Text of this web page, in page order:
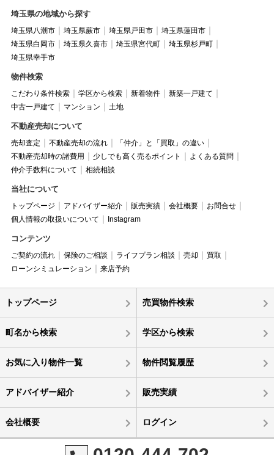
埼玉県の地域から探す
埼玉県八潮市 埼玉県蕨市 埼玉県戸田市
埼玉県蓮田市
埼玉県白岡市
埼玉県久喜市 埼玉県宮代町
埼玉県杉戸町
埼玉県幸手市
物件検索
こだわり条件検索 学区から検索 新着物件
新築一戸建て
中古一戸建て
マンション 土地
不動産売却について
売却査定 不動産売却の流れ
「仲介」と「買取」の違い
不動産売却時の諸費用
少しでも高く売るポイント
よくある質問
仲介手数料について
相続相談
当社について
トップページ アドバイザー紹介 販売実績 会社概要
お問合せ
個人情報の取扱いについて
Instagram
コンテンツ
ご契約の流れ 保険のご相談 ライフプラン相談 売却
買取
ローンシミュレーション
来店予約
トップページ 売買物件検索
町名から検索 学区から検索
お気に入り物件一覧 物件閲覧履歴
アドバイザー紹介 販売実績
会社概要 ログイン